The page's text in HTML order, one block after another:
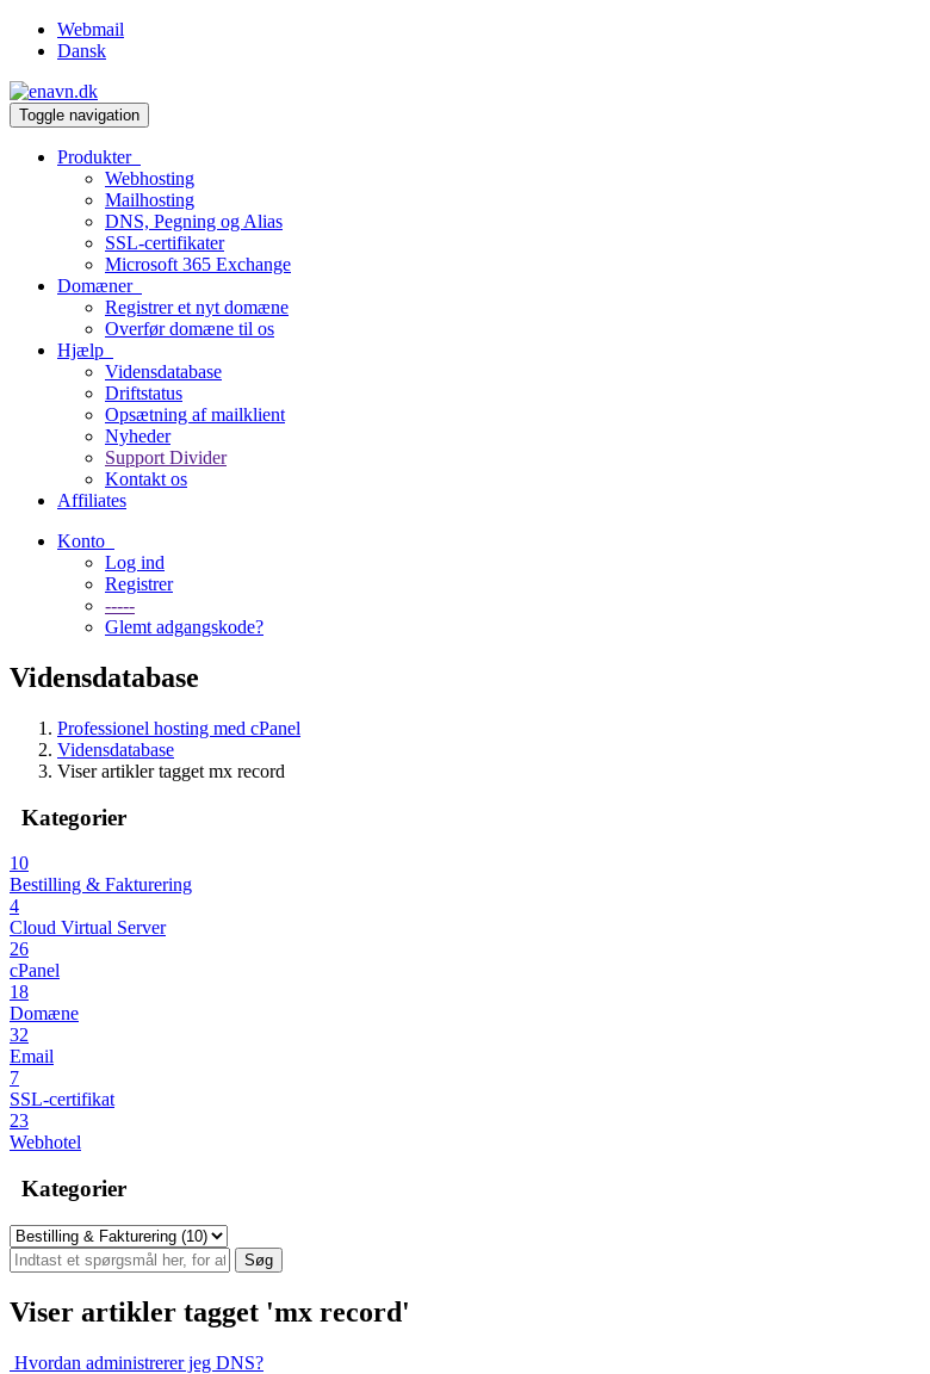
Webmail
Dansk
Toggle navigation
Produkter
Webhosting
Mailhosting
DNS, Pegning og Alias
SSL-certifikater
Microsoft 365 Exchange
Domæner
Registrer et nyt domæne
Overfør domæne til os
Hjælp
Vidensdatabase
Driftstatus
Opsætning af mailklient
Nyheder
Support Divider
Kontakt os
Affiliates
Konto
Log ind
Registrer
-----
Glemt adgangskode?
Vidensdatabase
Professionel hosting med cPanel
Vidensdatabase
Viser artikler tagget mx record
Kategorier
10
Bestilling & Fakturering
4
Cloud Virtual Server
26
cPanel
18
Domæne
32
Email
7
SSL-certifikat
23
Webhotel
Kategorier
Viser artikler tagget 'mx record'
Hvordan administrerer jeg DNS?